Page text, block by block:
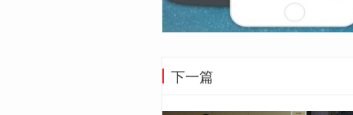
下一篇